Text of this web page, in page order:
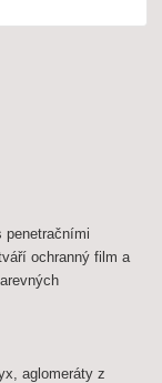
penetračními
ochranný film a
aglomeráty z